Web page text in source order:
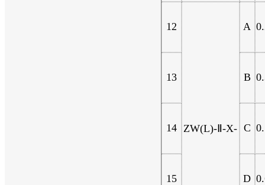
12
ZW(L)-Ⅱ-X-
A
13 B
14 C
15 D